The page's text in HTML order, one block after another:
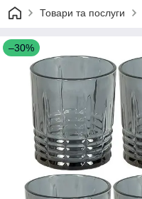
Товари та послуги
–30%